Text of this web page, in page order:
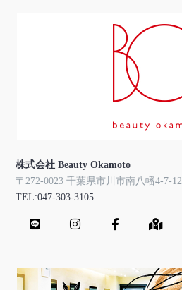
株式会社 Beauty Okamoto
〒272-0023 千葉県市川市南八幡4-7-12
TEL:047-303-3105